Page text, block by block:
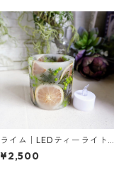
ライム｜LEDティーライト専
用ボタニカルキャンドルホ
ルダー
¥2,500